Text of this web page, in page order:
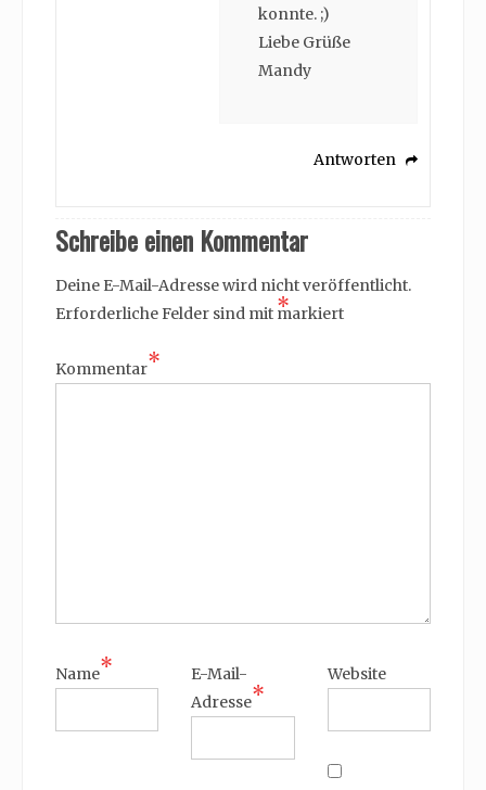
konnte. ;)
Liebe Grüße
Mandy
Antworten
Schreibe einen Kommentar
Deine E-Mail-Adresse wird nicht veröffentlicht.
Erforderliche Felder sind mit *
markiert
Kommentar*
Name*
E-Mail-
Adresse*
Website